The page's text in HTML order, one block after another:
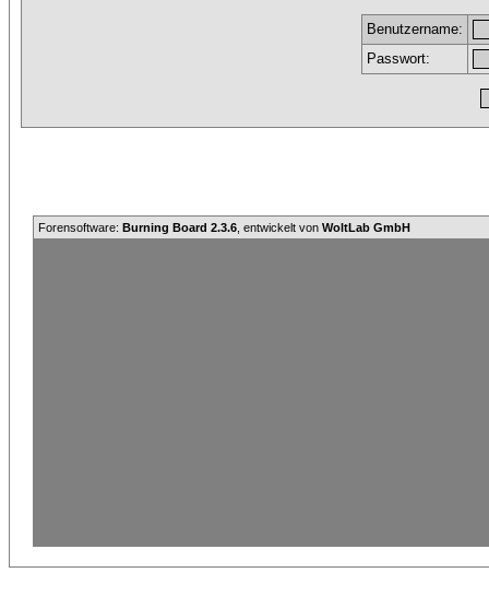
Benutzername:
Passwort:
Forensoftware: Burning Board 2.3.6 , entwickelt von WoltLab GmbH